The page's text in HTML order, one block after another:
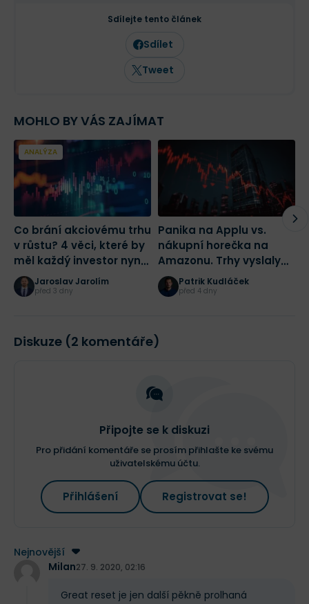
souvislosti.
Vedle Finexu pravidelně publikuje
odborné články a komentáře také v
českých médiích, včetně Novinek,
Ekonomu, Forum24 a Lidových novin.
Sdílejte tento článek
Sdílet
Tweet
MOHLO BY VÁS ZAJÍMAT
ANALÝZA
Co brání akciovému trhu
v růstu? 4 věci, které by
měl každý investor nyní
vědětJaroslav Jarolím
před 3 dny
Panika na Applu vs.
nákupní horečka na
Amazonu. Trhy vyslaly
investorům jasný signál |
Burza s odstupem
Patrik Kudláček
před 4 dny
Diskuze (2 komentáře)
Připojte se k diskuzi
Pro přidání komentáře se prosím přihlašte ke svému
uživatelskému účtu.
Přihlášení Registrovat se!
Nejnovější
Milan27. 9. 2020, 02:16
Great reset je jen další pěkně prolhaná